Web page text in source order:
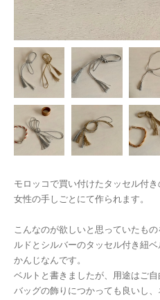
モロッコで買い付けたタッセル付き
女性の手しごとにて作られます。
こんなのが欲しいと思っていたも
ルドとシルバーのタッセル付き紐
かんじなんです。
ベルトと書きましたが、用途はご自
バッグの飾りにつかっても良いし